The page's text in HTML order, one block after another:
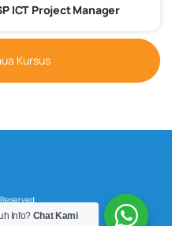
ICT Project Manager
Kursus
Info? Chat Kami